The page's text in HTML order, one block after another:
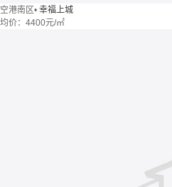
空港南区• 幸福上城
均价： 4400元/㎡